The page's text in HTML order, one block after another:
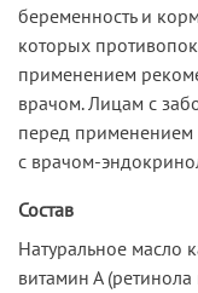
беременность и
которых
применением
врачом. Лицам с
перед применением
с врачом-
Состав
Натуральное масло
витамин А (ретинола